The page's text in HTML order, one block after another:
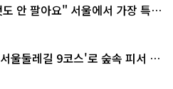
안 팔아요" 서울에서 가장 특별
울둘레길 9코스'로 숲속 피서 떠